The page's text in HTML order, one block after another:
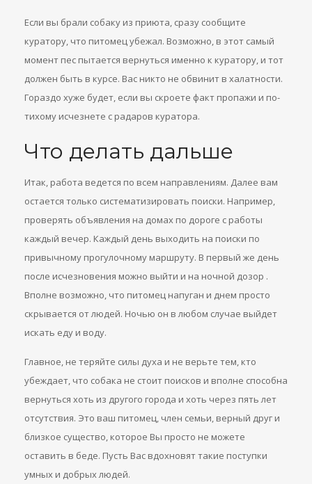
Если вы брали собаку из приюта, сразу сообщите
куратору, что питомец убежал. Возможно, в этот самый
момент пес пытается вернуться именно к куратору, и тот
должен быть в курсе. Вас никто не обвинит в халатности.
Гораздо хуже будет, если вы скроете факт пропажи и по-
тихому исчезнете с радаров куратора.
Что делать дальше
Итак, работа ведется по всем направлениям. Далее вам
остается только систематизировать поиски. Например,
проверять объявления на домах по дороге с работы
каждый вечер. Каждый день выходить на поиски по
привычному прогулочному маршруту. В первый же день
после исчезновения можно выйти и на ночной дозор .
Вполне возможно, что питомец напуган и днем просто
скрывается от людей. Ночью он в любом случае выйдет
искать еду и воду.
Главное, не теряйте силы духа и не верьте тем, кто
убеждает, что собака не стоит поисков и вполне способна
вернуться хоть из другого города и хоть через пять лет
отсутствия. Это ваш питомец, член семьи, верный друг и
близкое существо, которое Вы просто не можете
оставить в беде. Пусть Вас вдохновят такие поступки
умных и добрых людей.